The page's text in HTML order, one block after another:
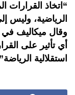
“اتخاذ القرارات
الرياضية، وليس
وقال ميكاليف
أي تأثير على
استقلالية